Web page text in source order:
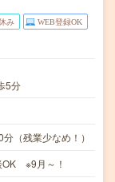
み WEB登録OK
5分
（残業少なめ！）
※9月～！